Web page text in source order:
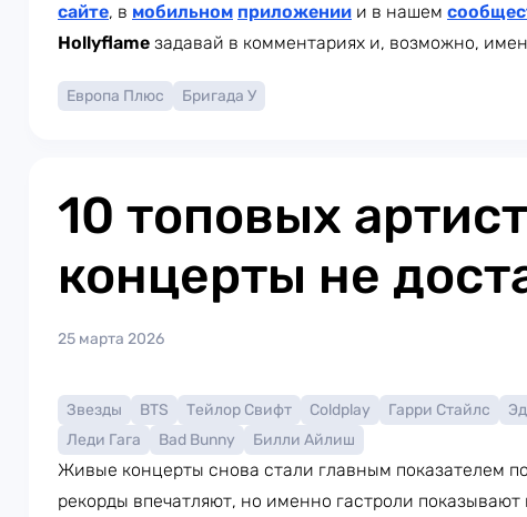
сайте, в мобильном приложении и в нашем
Hollyflame задавай в комментариях и, возможно,
Европа Плюс Бригада У
10 топовых
концерты не
25 марта 2026
Звезды BTS Тейлор Свифт Coldplay Гарри Стайлс
Леди Гага
Bad Bunny Билли Айлиш
Живые концерты снова стали главным показателем
рекорды впечатляют, но именно гастроли